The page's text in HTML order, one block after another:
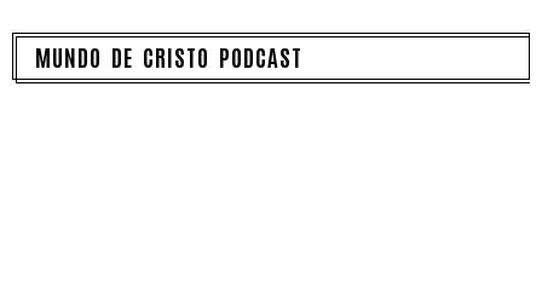
MUNDO DE CRISTO PODCAST